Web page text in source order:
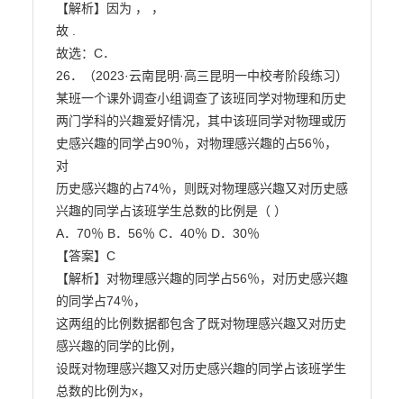
【解析】因为 ， ，
故 .
故选：C．
26．（2023·云南昆明·高三昆明一中校考阶段练习）
某班一个课外调查小组调查了该班同学对物理和历史
两门学科的兴趣爱好情况，其中该班同学对物理或历
史感兴趣的同学占90％，对物理感兴趣的占56％，
对
历史感兴趣的占74％，则既对物理感兴趣又对历史感
兴趣的同学占该班学生总数的比例是（ ）
A．70％ B．56％ C．40％ D．30％
【答案】C
【解析】对物理感兴趣的同学占56％，对历史感兴趣
的同学占74％，
这两组的比例数据都包含了既对物理感兴趣又对历史
感兴趣的同学的比例，
设既对物理感兴趣又对历史感兴趣的同学占该班学生
总数的比例为x，